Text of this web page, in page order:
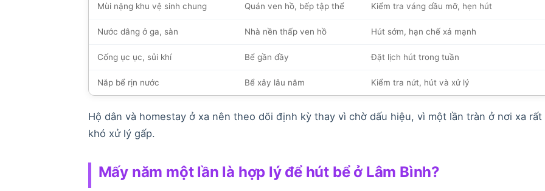
Mùi nặng khu vệ sinh chung Quán ven hồ, bếp tập thể Kiểm tra váng dầu mỡ, hẹn hút
Nước dâng ở ga, sàn Nhà nền thấp ven hồ Hút sớm, hạn chế xả mạnh
Cống ục ục, sủi khí Bể gần đầy Đặt lịch hút trong tuần
Nắp bể rịn nước Bể xây lâu năm Kiểm tra nứt, hút và xử lý
Hộ dân và homestay ở xa nên theo dõi định kỳ thay vì chờ dấu hiệu, vì một lần tràn ở nơi xa rất
khó xử lý gấp.
Mấy năm một lần là hợp lý để hút bể ở Lâm Bình?